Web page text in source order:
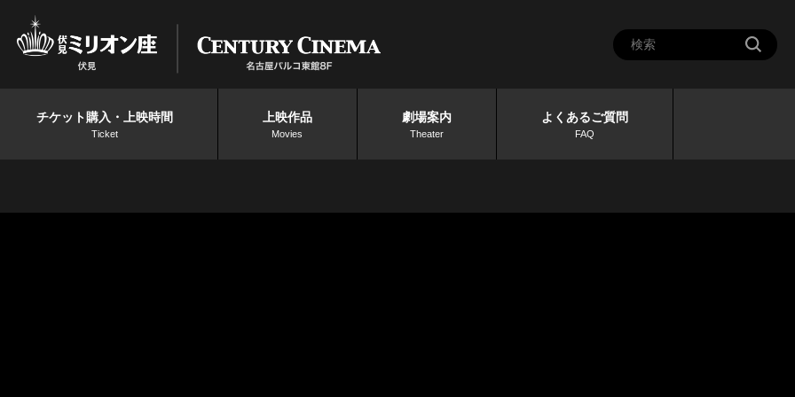
チケット購入・上映時間
Ticket
上映作品
Movies
劇場案内
Theater
よくあるご質問
FAQ